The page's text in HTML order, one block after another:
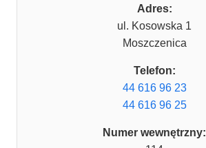
Adres:
ul. Kosowska 1
Moszczenica
Telefon:
44 616 96 23
44 616 96 25
Numer wewnętrzny: